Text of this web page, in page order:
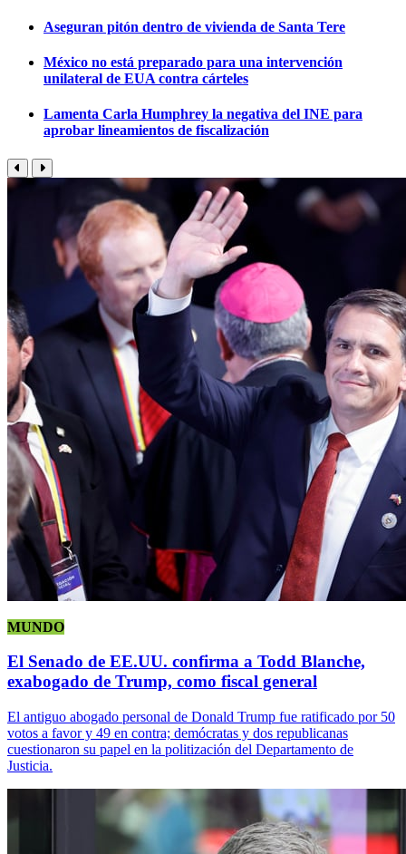
Aseguran pitón dentro de vivienda de Santa Tere
México no está preparado para una intervención
unilateral de EUA contra cárteles
Lamenta Carla Humphrey la negativa del INE para
aprobar lineamientos de fiscalización
MUNDO
El Senado de EE.UU. confirma a Todd Blanche,
exabogado de Trump, como fiscal general
El antiguo abogado personal de Donald Trump fue ratificado por 50
votos a favor y 49 en contra; demócratas y dos republicanas
cuestionaron su papel en la politización del Departamento de
Justicia.